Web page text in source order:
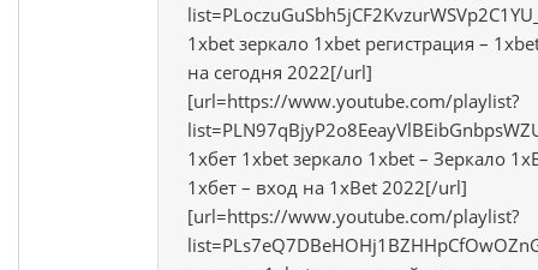
1xbet зеркало 1xbet регистрация –
на сегодня 2022[/url]
[url=https://www.youtube.com/playlist?
1хбет 1xbet зеркало 1xbet – Зеркало
1хбет – вход на 1xBet 2022[/url]
[url=https://www.youtube.com/playlist?